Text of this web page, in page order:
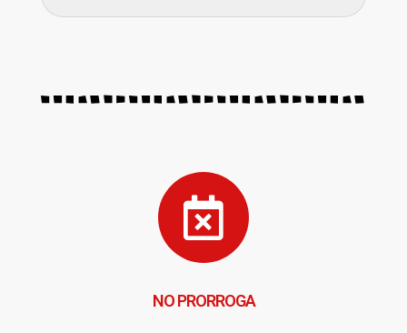
NO PRORROGA